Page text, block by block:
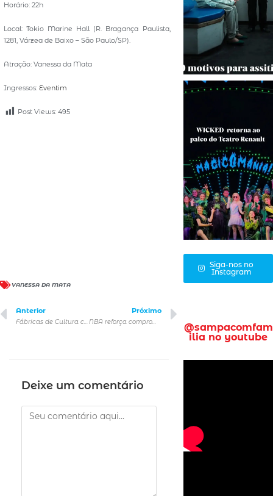
Horário: 22h
Local: Tokio Marine Hall (R. Bragança Paulista,
1281, Várzea de Baixo – São Paulo/SP).
Atração: Vanessa da Mata
Ingressos: Eventim
Post Views: 495
VANESSA DA MATA
Anterior Próximo
NBA reforça compromisso com conteúdo diversificado com atrações gratuitas no Brasil
Deixe um comentário
Siga-nos no
Instagram
@sampacomfam
ilia no youtube